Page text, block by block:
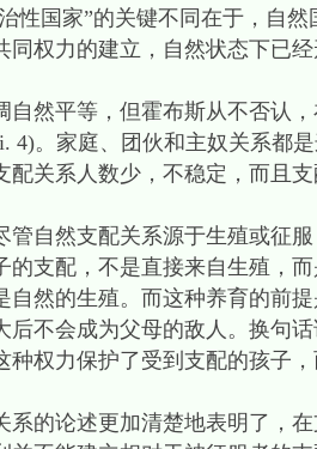
性国家”的关键不同在于，自
同权力的建立，自然状态下已
平等，但霍布斯从不否认，
4)。家庭、团伙和主奴关系都
配关系人数少，不稳定，而且
然支配关系源于生殖或征服
的支配，不是直接来自生殖，
自然的生殖。而这种养育的前
后不会成为父母的敌人。换句
种权力保护了受到支配的孩子
论述更加清楚地表明了，在